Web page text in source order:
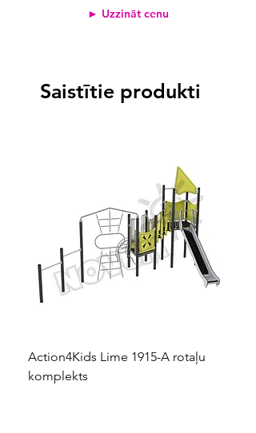
► Uzzināt cenu
Saistītie produkti
Action4Kids Lime 1915-A rotaļu
komplekts